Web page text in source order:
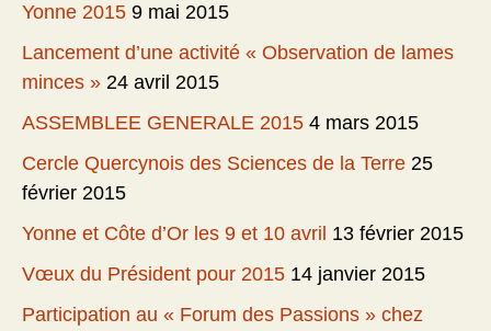
Yonne 2015 9 mai 2015
Lancement d’une activité « Observation de lames
minces » 24 avril 2015
ASSEMBLEE GENERALE 2015 4 mars 2015
Cercle Quercynois des Sciences de la Terre 25
février 2015
Yonne et Côte d’Or les 9 et 10 avril 13 février 2015
Vœux du Président pour 2015 14 janvier 2015
Participation au « Forum des Passions » chez